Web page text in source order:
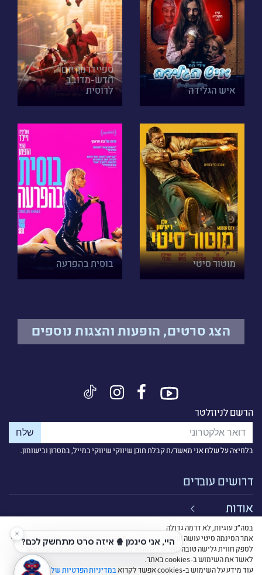
איש הגלידה
ספיידרמן: יום
חדש-מדובב
לרוסית
מוטור סיטי בוסית בהפרעה
הצג סרטים, הופעות והצגות נוספים
הרשם לניוזלטר
בלחיצה על שלח אני מאשר/ת קבלת תוכן שיווקי שיווקי במייל, במסרון ובישומון.
דרושים עובדים
אודות
קישורים
תנאי שימוש
בסה״כ עוגיות, לא דרמה גדולה
אתר הסינמה סיטי עושה שימוש ב-cookies למטרות סטטיסטיקה, איפיון ושיווק, כדי
לספק חווית גלישה טובה יותר וכדי להתאים את התוכן המוצג להעדפות שלך. יש
לאשר את השימוש ב-cookies באתר.
עוד מידע על השימוש ב-cookies אפשר לקרוא
במדיניות הפרטיות שלנו